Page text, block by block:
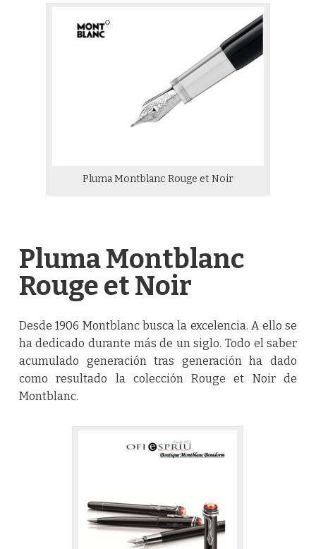
Pluma Montblanc Rouge et Noir
Pluma Montblanc
Rouge et Noir
Desde 1906 Montblanc busca la excelencia. A ello se
ha dedicado durante más de un siglo. Todo el saber
acumulado generación tras generación ha dado
como resultado la colección Rouge et Noir de
Montblanc.